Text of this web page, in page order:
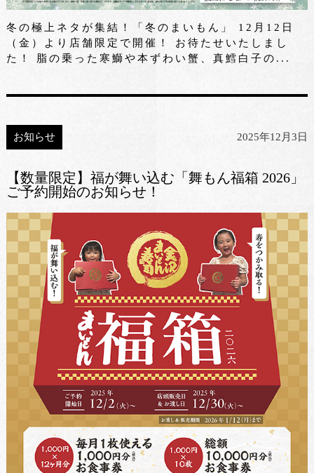
冬の極上ネタが集結！「冬のまいもん」 12月12日
（金）より店舗限定で開催！ お待たせいたしまし
た！ 脂の乗った寒鰤や本ずわい蟹、真鱈白子の...
お知らせ 2025年12月3日
【数量限定】福が舞い込む「舞もん福箱 2026」
ご予約開始のお知らせ！